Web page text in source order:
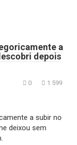
a
depois
0 1.599
a subir no
deixou sem